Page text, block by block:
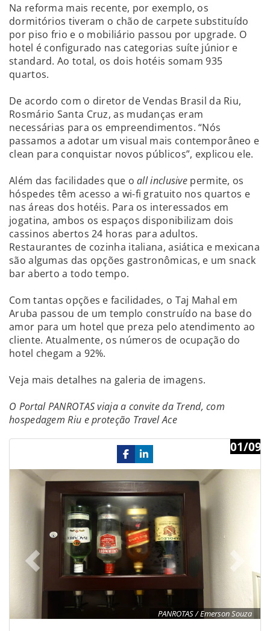
Na reforma mais recente, por exemplo, os
dormitórios tiveram o chão de carpete substituído
por piso frio e o mobiliário passou por upgrade. O
hotel é configurado nas categorias suíte júnior e
standard. Ao total, os dois hotéis somam 935
quartos.
De acordo com o diretor de Vendas Brasil da Riu,
Rosmário Santa Cruz, as mudanças eram
necessárias para os empreendimentos. “Nós
passamos a adotar um visual mais contemporâneo e
clean para conquistar novos públicos”, explicou ele.
Além das facilidades que oall inclusive permite, os
hóspedes têm acesso a wi-fi gratuito nos quartos e
nas áreas dos hotéis. Para os interessados em
jogatina, ambos os espaços disponibilizam dois
cassinos abertos 24 horas para adultos.
Restaurantes de cozinha italiana, asiática e mexicana
são algumas das opções gastronômicas, e um snack
bar aberto a todo tempo.
Com tantas opções e facilidades, o Taj Mahal em
Aruba passou de um templo construído na base do
amor para um hotel que preza pelo atendimento ao
cliente. Atualmente, os números de ocupação do
hotel chegam a 92%.
Veja mais detalhes na galeria de imagens.
O Portal PANROTAS viaja a convite da Trend, com
hospedagem Riu e proteção Travel Ace
PANROTAS / Emerson Souza
01/09
Previous